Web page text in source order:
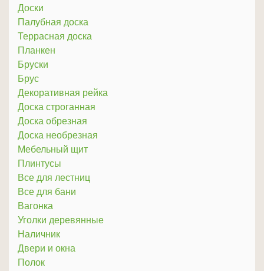
Доски
Палубная доска
Террасная доска
Планкен
Бруски
Брус
Декоративная рейка
Доска строганная
Доска обрезная
Доска необрезная
Мебельный щит
Плинтусы
Все для лестниц
Все для бани
Вагонка
Уголки деревянные
Наличник
Двери и окна
Полок